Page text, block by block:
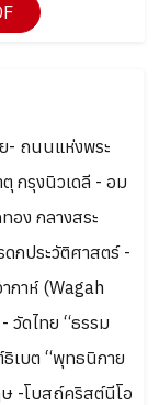
- ถนนแห่งพระ
กรุงนิวเดลี - อม
อง กลางสระ
กประวัติศาสตร์ -
กาห์ (Wagah
วัดไทย “ธรรม
เบต “พุทธนิกาย
ษ -โบสถ์คริสต์นีโอ